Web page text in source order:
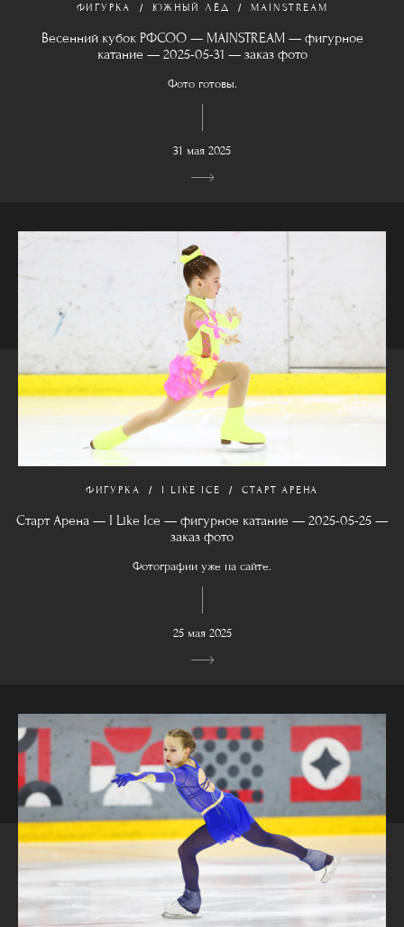
ФИГУРКА ЮЖНЫЙ ЛЁД MAINSTREAM
Весенний кубок РФСОО — MAINSTREAM — фигурное
катание — 2025-05-31 — заказ фото
Фото готовы.
31 мая 2025
ФИГУРКА I LIKE ICE СТАРТ АРЕНА
Старт Арена — I Like Ice — фигурное катание — 2025-05-25 —
заказ фото
Фотографии уже на сайте.
25 мая 2025